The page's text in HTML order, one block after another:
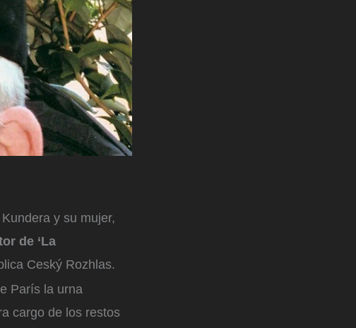
y su mujer,
de ‘La
Ceský Rozhlas.
París la urna
cargo de los restos